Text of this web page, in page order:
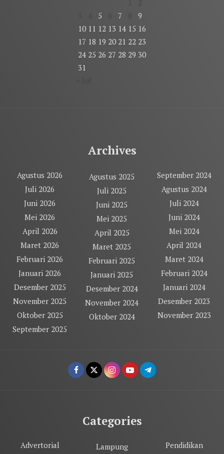
5 7
9
10 11 12 13 14 15 16
17 18 19 20 21 22 23
24 25 26 27 28 29 30
31
Archives
Agustus 2026
Juli 2026
Juni 2026
Mei 2026
April 2026
Maret 2026
Februari 2026
Januari 2026
Desember 2025
November 2025
Oktober 2025
September 2025
Agustus 2025
Juli 2025
Juni 2025
Mei 2025
April 2025
Maret 2025
Februari 2025
Januari 2025
Desember 2024
November 2024
Oktober 2024
September 2024
Agustus 2024
Juli 2024
Juni 2024
Mei 2024
April 2024
Maret 2024
Februari 2024
Januari 2024
Desember 2023
November 2023
Categories
Advertorial Lampung Pendidikan